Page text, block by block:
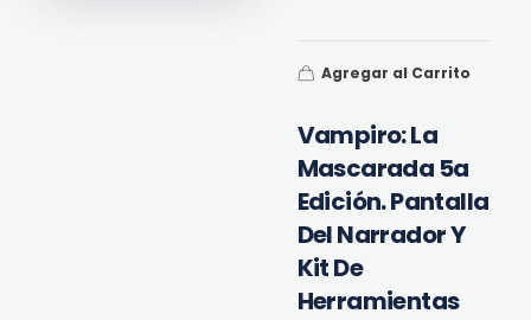
Vampiro: La
Mascarada 5a
Edición. Pantalla
Del Narrador Y
Kit De
Herramientas
Agregar al Carrito